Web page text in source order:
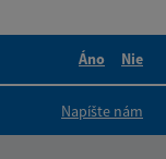
Áno
Nie
Napíšte nám